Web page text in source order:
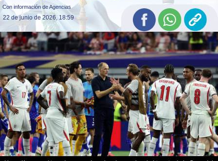
Con información de Agencias
22 de junio de 2026, 18:59